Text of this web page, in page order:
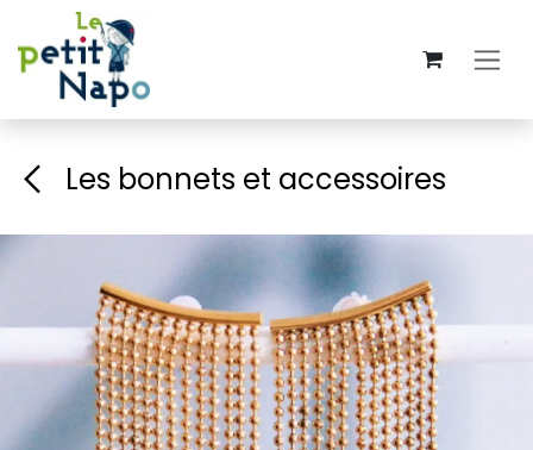
Se rendre au contenu
Les bonnets et accessoires